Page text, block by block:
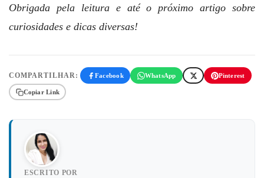
Obrigada pela leitura e até o próximo artigo sobre
curiosidades e dicas diversas!
COMPARTILHAR: Facebook WhatsApp Pinterest
Copiar Link
ESCRITO POR